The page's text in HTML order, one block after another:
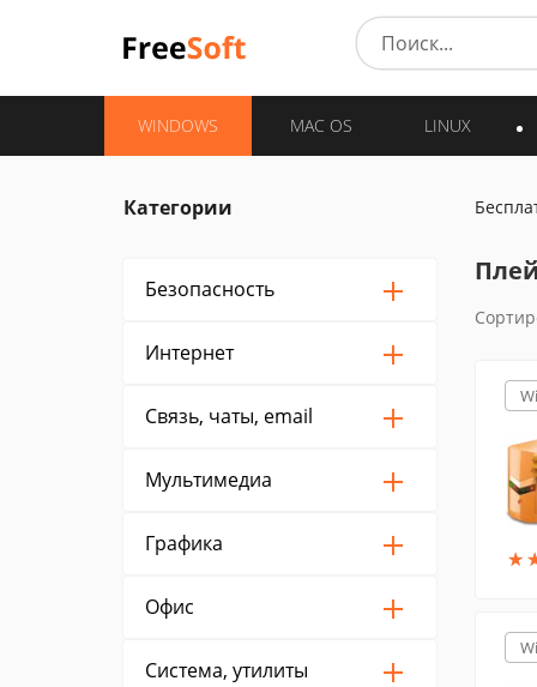
WINDOWS MAC OS LINUX
Категории
Безопасность
Интернет
Связь, чаты, email
Мультимедиа
Графика
Офис
Система, утилиты
★
★